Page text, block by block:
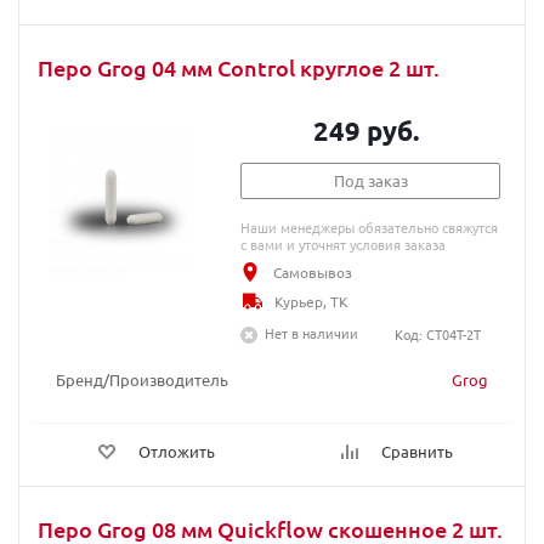
Перо Grog 04 мм Сontrol круглое 2 шт.
Бренд/Производитель Grog
Отложить Сравнить
249 руб.
Под заказ
Наши менеджеры обязательно свяжутся
с вами и уточнят условия заказа
Самовывоз
Курьер, ТК
Нет в наличии
Код: CT04T-2T
Перо Grog 08 мм Quickflow скошенное 2 шт.